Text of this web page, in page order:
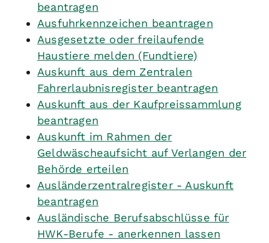
beantragen
Ausfuhrkennzeichen beantragen
Ausgesetzte oder freilaufende
Haustiere melden (Fundtiere)
Auskunft aus dem Zentralen
Fahrerlaubnisregister beantragen
Auskunft aus der Kaufpreissammlung
beantragen
Auskunft im Rahmen der
Geldwäscheaufsicht auf Verlangen der
Behörde erteilen
Ausländerzentralregister - Auskunft
beantragen
Ausländische Berufsabschlüsse für
HWK-Berufe - anerkennen lassen